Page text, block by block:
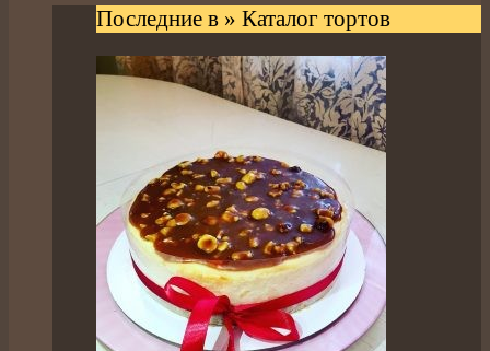
Последние в » Каталог тортов